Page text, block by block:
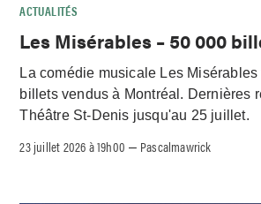
ACTUALITÉS
Les Misérables – 50 000
La comédie musicale Les
billets vendus à Montréal. Dernières
Théâtre St-Denis jusqu'au 25 juillet.
23 juillet 2026 à 19h00 – Pascalmawrick